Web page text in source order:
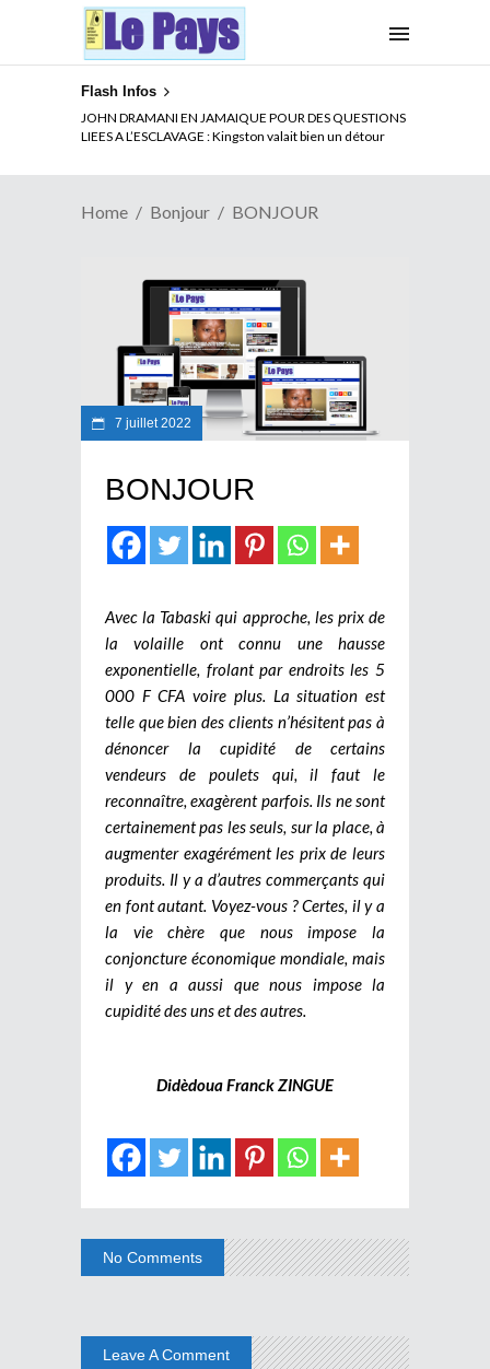
Flash Infos
JOHN DRAMANI EN JAMAIQUE POUR DES QUESTIONS
LIEES A L’ESCLAVAGE : Kingston valait bien un détour
Home Bonjour BONJOUR
7 juillet 2022
BONJOUR
Avec la Tabaski qui approche, les prix de
la volaille ont connu une hausse
exponentielle, frolant par endroits les 5
000 F CFA voire plus. La situation est
telle que bien des clients n’hésitent pas à
dénoncer la cupidité de certains
vendeurs de poulets qui, il faut le
reconnaître, exagèrent parfois. Ils ne sont
certainement pas les seuls, sur la place, à
augmenter exagérément les prix de leurs
produits. Il y a d’autres commerçants qui
en font autant. Voyez-vous ? Certes, il y a
la vie chère que nous impose la
conjoncture économique mondiale, mais
il y en a aussi que nous impose la
cupidité des uns et des autres.
Didèdoua Franck ZINGUE
No Comments
Leave A Comment